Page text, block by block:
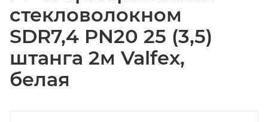
стекловолокном
SDR7,4 PN20 25 (3,5)
штанга 2м Valfex,
белая